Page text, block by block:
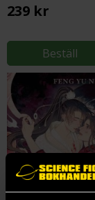
239 kr
Beställ